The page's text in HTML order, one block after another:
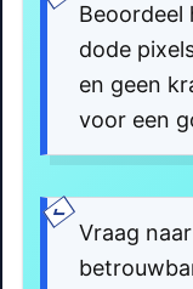
Beoordeel
dode
en geen
voor een
Vraag